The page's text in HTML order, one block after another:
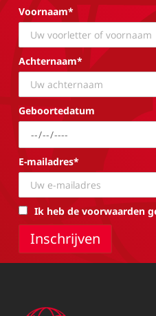
Voornaam*
Achternaam*
Geboortedatum
E-mailadres*
Ik heb de voorwaarden